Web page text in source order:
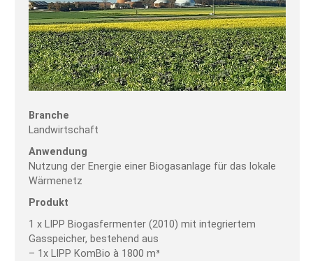
Branche
Landwirtschaft
Anwendung
Nutzung der Energie einer Biogasanlage für das lokale
Wärmenetz
Produkt
1 x LIPP Biogasfermenter (2010) mit integriertem
Gasspeicher, bestehend aus
– 1x LIPP KomBio à 1800 m³